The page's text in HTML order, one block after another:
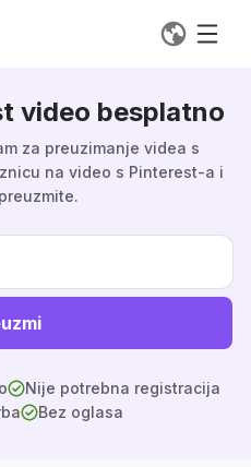
video besplatno
za preuzimanje videa s
na video s Pinterest-a i
Nije potrebna registracija
Bez oglasa